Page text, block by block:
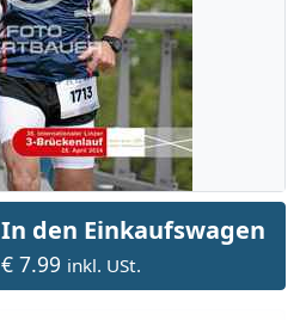
In den Einkaufswagen
€ 7.99 inkl. USt.